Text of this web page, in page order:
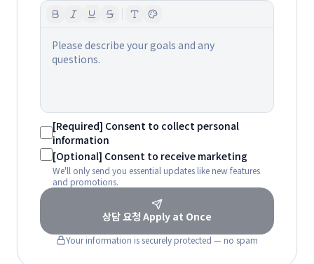
Please describe your goals and any
questions.
[Required] Consent to collect personal
information
[Optional] Consent to receive marketing
We'll only send you essential updates like new features
and promotions.
상담 요청 Apply at Once
Your information is securely protected — no spam